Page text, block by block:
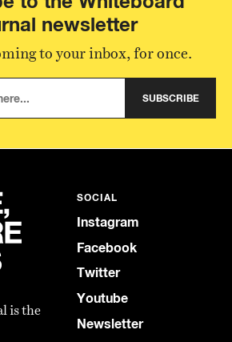
newsletter
to your inbox, for once.
SUBSCRIBE
is the
SOCIAL
Instagram
Facebook
Twitter
Youtube
Newsletter